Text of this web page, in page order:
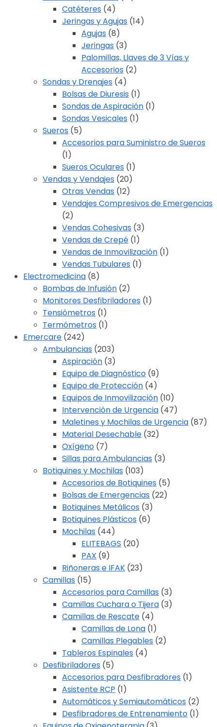
Catéteres (4)
Jeringas y Agujas (14)
Agujas (8)
Jeringas (3)
Palomillas, Llaves de 3 Vías y
Accesorios (2)
Sondas y Drenajes (4)
Bolsas de Diuresis (1)
Sondas de Aspiración (1)
Sondas Vesicales (1)
Sueros (5)
Accesorios para Suministro de Sueros
(1)
Sueros Oculares (1)
Vendas y Vendajes (20)
Otras Vendas (12)
Vendajes Compresivos de Emergencias
(2)
Vendas Cohesivas (3)
Vendas de Crepé (1)
Vendas de Inmovilización (1)
Vendas Tubulares (1)
Electromedicina (8)
Bombas de Infusión (2)
Monitores Desfibriladores (1)
Tensiómetros (1)
Termómetros (1)
Emercare (242)
Ambulancias (203)
Aspiración (3)
Equipo de Diagnóstico (9)
Equipo de Protección (4)
Equipos de Inmovilización (10)
Intervención de Urgencia (47)
Maletines y Mochilas de Urgencia (87)
Material Desechable (32)
Oxígeno (7)
Sillas para Ambulancias (3)
Botiquines y Mochilas (103)
Accesorios de Botiquines (5)
Bolsas de Emergencias (22)
Botiquines Metálicos (3)
Botiquines Plásticos (6)
Mochilas (44)
ELITEBAGS (20)
PAX (9)
Riñoneras e IFAK (23)
Camillas (15)
Accesorios para Camillas (3)
Camillas Cuchara o Tijera (3)
Camillas de Rescate (4)
Camillas de Lona (1)
Camillas Plegables (2)
Tableros Espinales (4)
Desfibriladores (5)
Accesorios para Desfibradores (1)
Asistente RCP (1)
Automáticos y Semiautomáticos (2)
Desfibradores de Entrenamiento (1)